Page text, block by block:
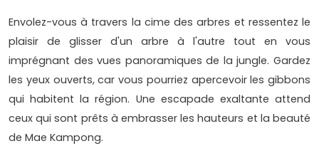
Envolez-vous à travers la cime des arbres et ressentez le
plaisir de glisser d'un arbre à l'autre tout en vous
imprégnant des vues panoramiques de la jungle. Gardez
les yeux ouverts, car vous pourriez apercevoir les gibbons
qui habitent la région. Une escapade exaltante attend
ceux qui sont prêts à embrasser les hauteurs et la beauté
de Mae Kampong.